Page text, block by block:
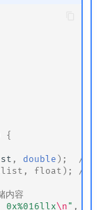
{
, double );
//
float); //
内容
\n " ,